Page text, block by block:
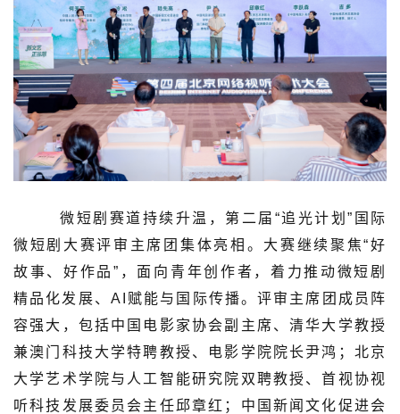
微短剧赛道持续升温，第二届“追光计划”国际
微短剧大赛评审主席团集体亮相。大赛继续聚焦“好
故事、好作品”，面向青年创作者，着力推动微短剧
精品化发展、AI赋能与国际传播。评审主席团成员阵
容强大，包括中国电影家协会副主席、清华大学教授
兼澳门科技大学特聘教授、电影学院院长尹鸿；北京
大学艺术学院与人工智能研究院双聘教授、首视协视
听科技发展委员会主任邱章红；中国新闻文化促进会